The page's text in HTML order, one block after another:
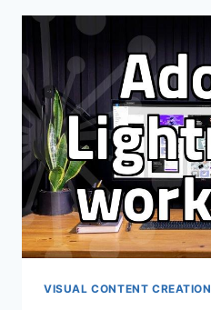
TRACING
IN
THE
AGE
OF
AI-
GENERATED
ASSETS
VISUAL CONTENT CREATION